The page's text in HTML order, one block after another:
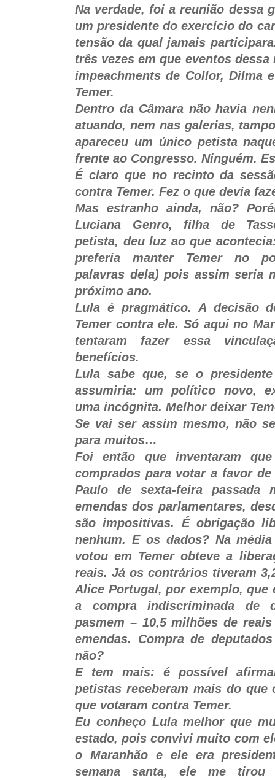
Na verdade, foi a reunião dessa
um presidente do exercício do
tensão da qual jamais
três vezes em que eventos
impeachments de Collor, Dilma
Temer.
Dentro da Câmara não havia
atuando, nem nas galerias,
apareceu um único petista
frente ao Congresso. Ninguém.
É claro que no recinto da
contra Temer. Fez o que devia
Mas estranho ainda, não?
Luciana Genro, filha de
petista, deu luz ao que
preferia manter Temer no
palavras dela) pois assim seria
próximo ano.
Lula é pragmático. A decisão
Temer contra ele. Só aqui no
tentaram fazer essa
benefícios.
Lula sabe que, se o
assumiria: um político novo,
uma incógnita. Melhor deixar
Se vai ser assim mesmo, não
para muitos…
Foi então que inventaram
comprados para votar a favor de
Paulo de sexta-feira passada
emendas dos parlamentares,
são impositivas. É obrigação
nenhum. E os dados? Na
votou em Temer obteve a
reais. Já os contrários tiveram
Alice Portugal, por exemplo, que
a compra indiscriminada de
pasmem – 10,5 milhões de
emendas. Compra de
não?
E tem mais: é possível
petistas receberam mais do que
que votaram contra Temer.
Eu conheço Lula melhor que
estado, pois convivi muito com
o Maranhão e ele era
semana santa, ele me